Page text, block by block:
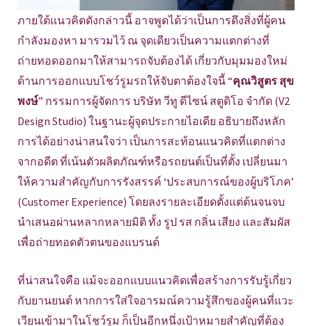
ภายใต้แนวคิดดังกล่าวนี้ อาจพูดได้ว่าเป็นการดึงสิ่งที่ผู้คน
กำลังมองหา มารวมไว้ ณ จุดเดียวเป็นความแตกต่างที่
ถ่ายทอดออกมาให้สามารถจับต้องได้ เกี่ยวกับมุมมองใหม่
ด้านการออกแบบโชว์รูมรถให้จับตาต้องใจนี้ “คุณวิสูตร สุข
พงษ์” กรรมการผู้จัดการ บริษัท วีทู ดีไซน์ สตูดิโอ จำกัด (V2
Design Studio) ในฐานะผู้จุดประกายไอเดีย อธิบายถึงหลัก
การได้อย่างน่าสนใจว่า เป็นการสะท้อนแนวคิดที่แตกต่าง
จากอดีต ที่เน้นตัวผลิตภัณฑ์หรือรถยนต์เป็นที่ตั้ง เปลี่ยนมา
ให้ความสำคัญกับการรังสรรค์ ‘ประสบการณ์ของผู้บริโภค’
(Customer Experience) โดยลงรายละเอียดตั้งแต่ต้นจนจบ
นำเสนอผ่านหลากหลายมิติ ทั้ง รูป รส กลิ่น เสียง และสัมผัส
เพื่อถ่ายทอดตัวตนของแบรนด์
ที่น่าสนใจคือ แม้จะออกแบบแนวคิดเพื่อสร้างการรับรู้เกี่ยว
กับยานยนต์ หากการใส่ใจอารมณ์ความรู้สึกของผู้คนที่แวะ
เวียนเข้ามาในโชว์รูม ก็เป็นอีกหนึ่งเป้าหมายสำคัญที่ต้อง